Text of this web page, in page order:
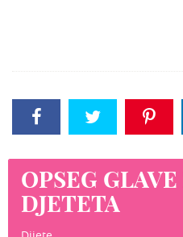
OPSEG
DJETETA